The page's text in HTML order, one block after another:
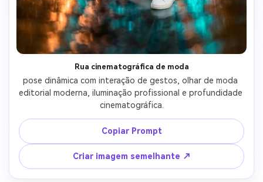
Rua cinematográfica de moda
pose dinâmica com interação de gestos, olhar de moda
editorial moderna, iluminação profissional e profundidade
cinematográfica.
Copiar Prompt
Criar imagem semelhante ↗